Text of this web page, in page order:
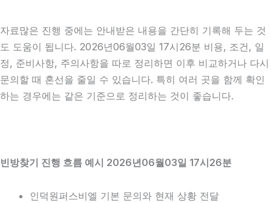
자료많은 진행 중에는 안내받은 내용을 간단히 기록해 두는 것
도 도움이 됩니다. 2026년06월03일 17시26분 비용, 조건, 일
정, 준비사항, 주의사항을 따로 정리하면 이후 비교하거나 다시
문의할 때 혼선을 줄일 수 있습니다. 특히 여러 곳을 함께 확인
하는 경우에는 같은 기준으로 정리하는 것이 좋습니다.
빈방찾기 진행 흐름 예시 2026년06월03일 17시26분
인덕원퍼스비엘 기본 문의와 현재 상황 전달